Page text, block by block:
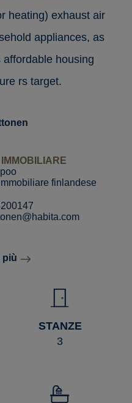
heating) exhaust air
appliances, as
housing
rs target.
finlandese
più
STANZE
3